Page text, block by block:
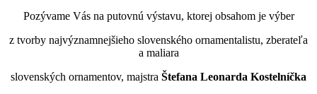
Pozývame Vás na putovnú výstavu, ktorej obsahom je výber
z tvorby najvýznamnejšieho slovenského ornamentalistu, zberateľa
a maliara
slovenských ornamentov, majstra Štefana Leonarda Kostelníčka